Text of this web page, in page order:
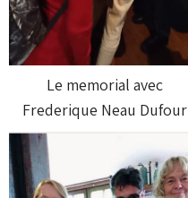
Le memorial avec
Frederique Neau Dufour